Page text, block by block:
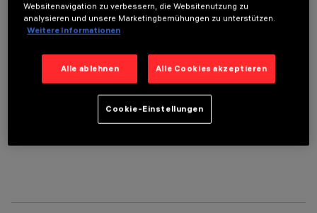
ERFORDERLICHES ZUBEHÖR
Websitenavigation zu verbessern, die Websitenutzung zu
analysieren und unsere Marketingbemühungen zu unterstützen.
Weitere Informationen
Alle ablehnen Alle Cookies akzeptieren
Cookie-Einstellungen